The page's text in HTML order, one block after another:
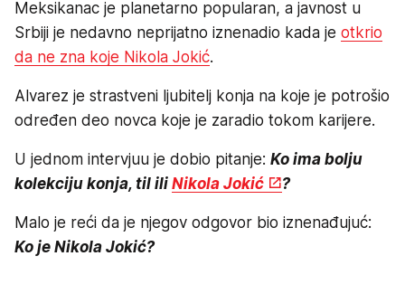
Meksikanac je planetarno popularan, a javnost u
Srbiji je nedavno neprijatno iznenadio kada je otkrio
da ne zna koje Nikola Jokić.
Alvarez je strastveni ljubitelj konja na koje je potrošio
određen deo novca koje je zaradio tokom karijere.
U jednom intervjuu je dobio pitanje: Ko ima bolju
kolekciju konja, til ili Nikola Jokić ?
Malo je reći da je njegov odgovor bio iznenađujuć:
Ko je Nikola Jokić?